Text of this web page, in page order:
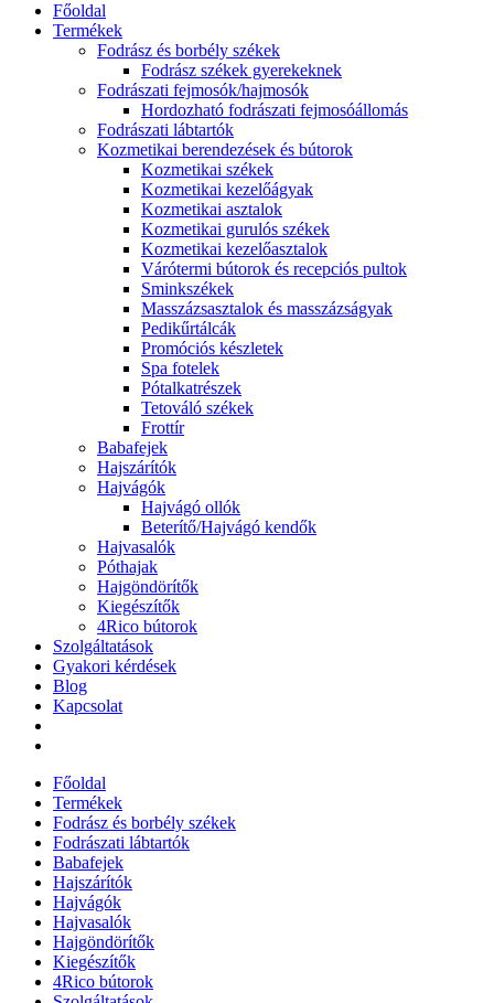
Főoldal
Termékek
Fodrász és borbély székek
Fodrász székek gyerekeknek
Fodrászati fejmosók/hajmosók
Hordozható fodrászati fejmosóállomás
Fodrászati lábtartók
Kozmetikai berendezések és bútorok
Kozmetikai székek
Kozmetikai kezelőágyak
Kozmetikai asztalok
Kozmetikai gurulós székek
Kozmetikai kezelőasztalok
Várótermi bútorok és recepciós pultok
Sminkszékek
Masszázsasztalok és masszázságyak
Pedikűrtálcák
Promóciós készletek
Spa fotelek
Pótalkatrészek
Tetováló székek
Frottír
Babafejek
Hajszárítók
Hajvágók
Hajvágó ollók
Beterítő/Hajvágó kendők
Hajvasalók
Póthajak
Hajgöndörítők
Kiegészítők
4Rico bútorok
Szolgáltatások
Gyakori kérdések
Blog
Kapcsolat
Főoldal
Termékek
Fodrász és borbély székek
Fodrászati lábtartók
Babafejek
Hajszárítók
Hajvágók
Hajvasalók
Hajgöndörítők
Kiegészítők
4Rico bútorok